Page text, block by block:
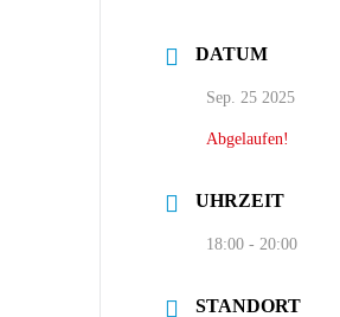
DATUM
Sep. 25 2025
Abgelaufen!
UHRZEIT
18:00 - 20:00
STANDORT